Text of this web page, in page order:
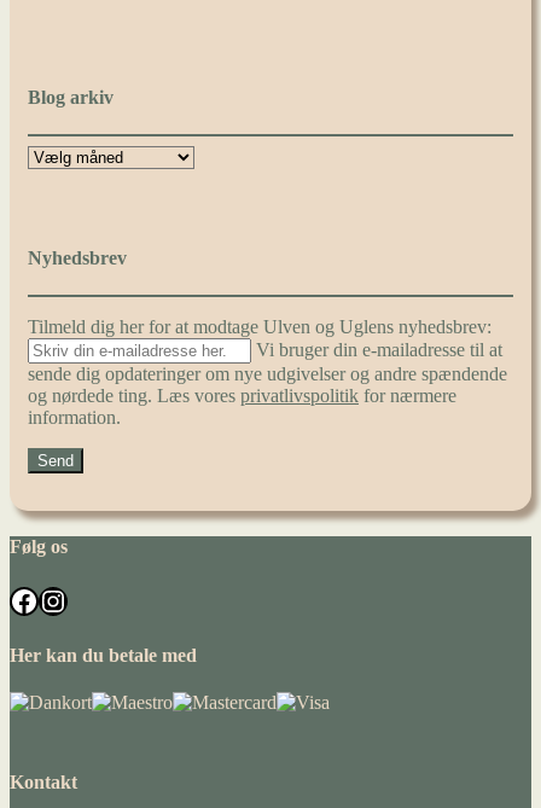
Blog arkiv
Nyhedsbrev
Tilmeld dig her for at modtage Ulven og Uglens nyhedsbrev:
Vi bruger din e-mailadresse til at
sende dig opdateringer om nye udgivelser og andre spændende
og nørdede ting. Læs vores privatlivspolitik for nærmere
information.
Følg os
Facebook
Instagram
Her kan du betale med
Kontakt